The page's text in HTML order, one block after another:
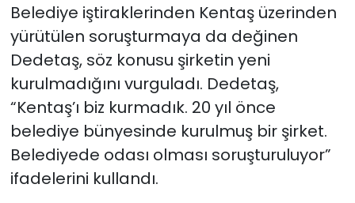
Belediye iştiraklerinden Kentaş üzerinden
yürütülen soruşturmaya da değinen
Dedetaş, söz konusu şirketin yeni
kurulmadığını vurguladı. Dedetaş,
“Kentaş’ı biz kurmadık. 20 yıl önce
belediye bünyesinde kurulmuş bir şirket.
Belediyede odası olması soruşturuluyor”
ifadelerini kullandı.